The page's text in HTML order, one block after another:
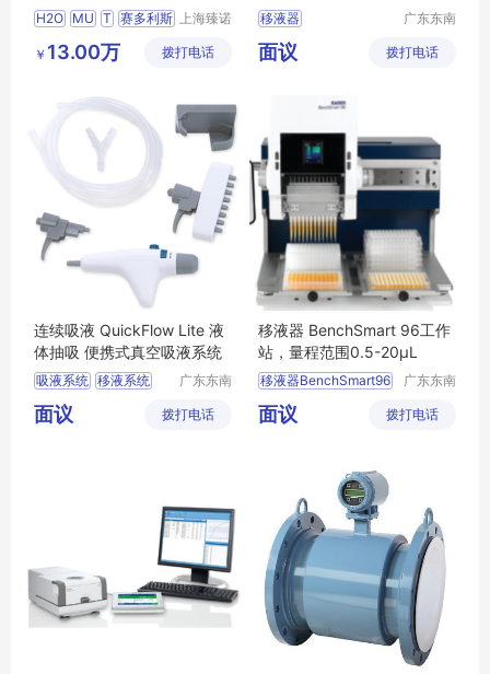
H2O MU T 赛多利斯
超纯水机
上海臻诺
有限公司
￥ 13.00万 拨打电话
移液器
广东东南
有限公司
面议 拨打电话
连续吸液 QuickFlow Lite 液
体抽吸 便携式真空吸液系统
吸液系统 移液系统
连续吸液
便携式吸液器
广东东南
有限公司
面议 拨打电话
移液器 BenchSmart 96工作
站，量程范围0.5-20μL
移液器BenchSmart96
广东东南
有限公司
面议 拨打电话